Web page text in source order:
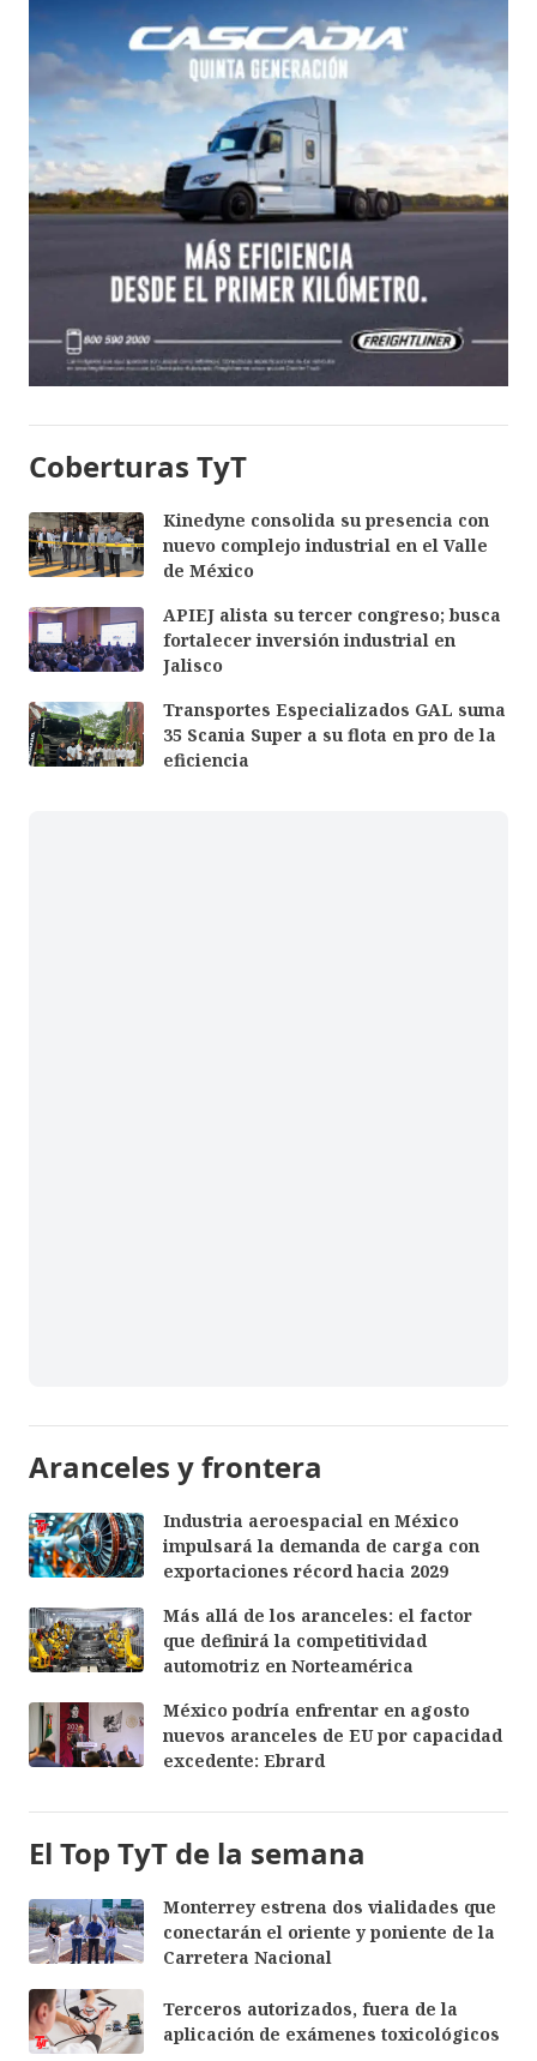
Coberturas TyT
Kinedyne consolida su presencia con
nuevo complejo industrial en el Valle
de México
APIEJ alista su tercer congreso; busca
fortalecer inversión industrial en
Jalisco
Transportes Especializados GAL suma
35 Scania Super a su flota en pro de la
eficiencia
Aranceles y frontera
Industria aeroespacial en México
impulsará la demanda de carga con
exportaciones récord hacia 2029
Más allá de los aranceles: el factor
que definirá la competitividad
automotriz en Norteamérica
México podría enfrentar en agosto
nuevos aranceles de EU por capacidad
excedente: Ebrard
El Top TyT de la semana
Monterrey estrena dos vialidades que
conectarán el oriente y poniente de la
Carretera Nacional
Terceros autorizados, fuera de la
aplicación de exámenes toxicológicos